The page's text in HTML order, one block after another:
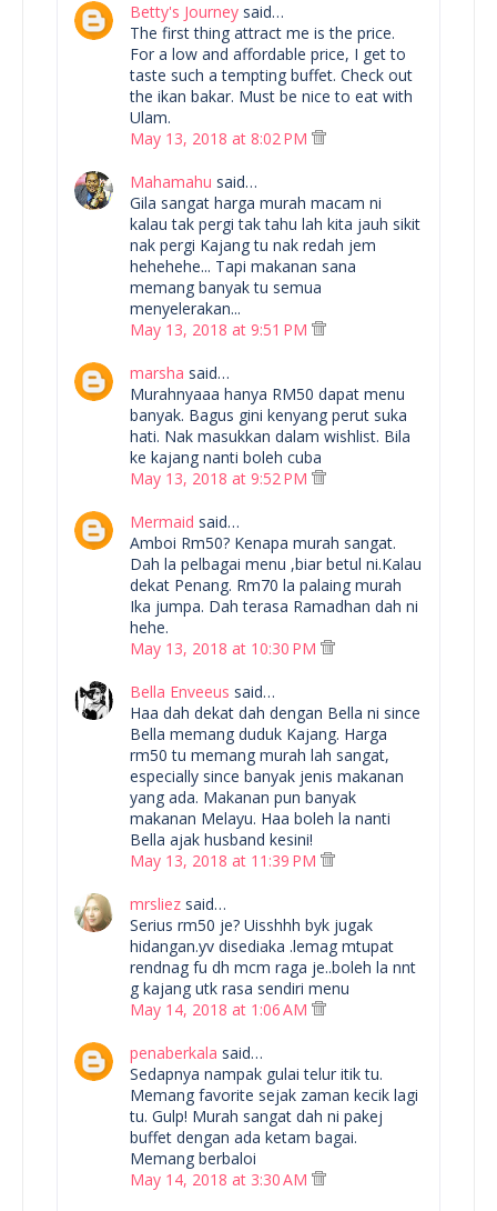
Betty's Journey said…
The first thing attract me is the price.
For a low and affordable price, I get to
taste such a tempting buffet. Check out
the ikan bakar. Must be nice to eat with
Ulam.
May 13, 2018 at 8:02 PM
Mahamahu said…
Gila sangat harga murah macam ni
kalau tak pergi tak tahu lah kita jauh sikit
nak pergi Kajang tu nak redah jem
hehehehe... Tapi makanan sana
memang banyak tu semua
menyelerakan...
May 13, 2018 at 9:51 PM
marsha said…
Murahnyaaa hanya RM50 dapat menu
banyak. Bagus gini kenyang perut suka
hati. Nak masukkan dalam wishlist. Bila
ke kajang nanti boleh cuba
May 13, 2018 at 9:52 PM
Mermaid said…
Amboi Rm50? Kenapa murah sangat.
Dah la pelbagai menu ,biar betul ni.Kalau
dekat Penang. Rm70 la palaing murah
Ika jumpa. Dah terasa Ramadhan dah ni
hehe.
May 13, 2018 at 10:30 PM
Bella Enveeus said…
Haa dah dekat dah dengan Bella ni since
Bella memang duduk Kajang. Harga
rm50 tu memang murah lah sangat,
especially since banyak jenis makanan
yang ada. Makanan pun banyak
makanan Melayu. Haa boleh la nanti
Bella ajak husband kesini!
May 13, 2018 at 11:39 PM
mrsliez said…
Serius rm50 je? Uisshhh byk jugak
hidangan.yv disediaka .lemag mtupat
rendnag fu dh mcm raga je..boleh la nnt
g kajang utk rasa sendiri menu
May 14, 2018 at 1:06 AM
penaberkala said…
Sedapnya nampak gulai telur itik tu.
Memang favorite sejak zaman kecik lagi
tu. Gulp! Murah sangat dah ni pakej
buffet dengan ada ketam bagai.
Memang berbaloi
May 14, 2018 at 3:30 AM